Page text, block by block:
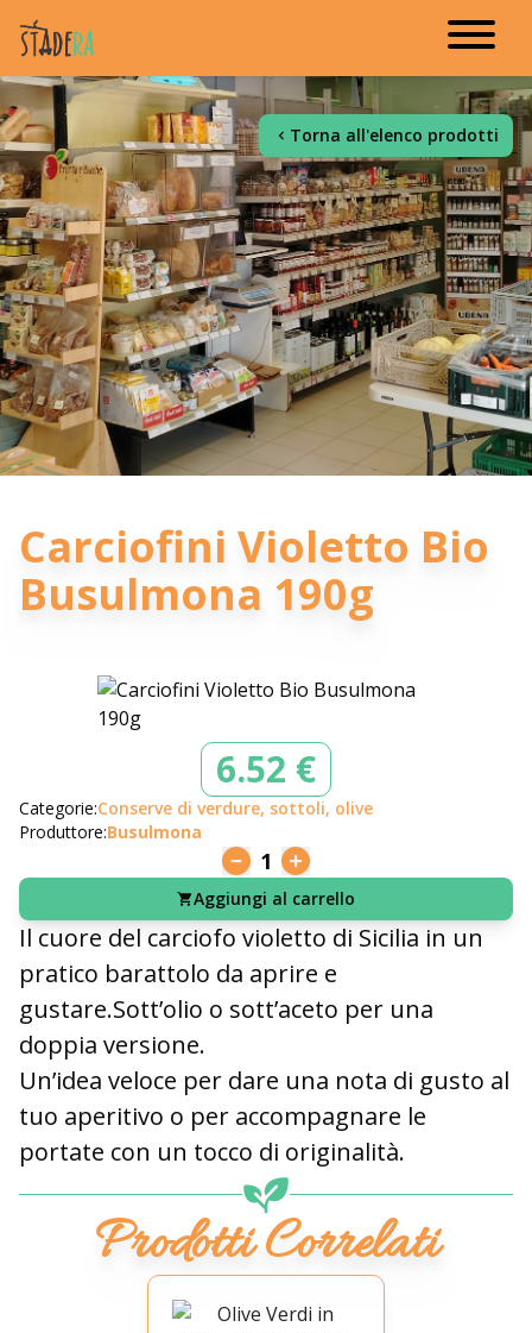
Torna all'elenco prodotti
Carciofini Violetto Bio
Busulmona 190g
6.52 €
Categorie:Conserve di verdure, sottoli, olive
Produttore:Busulmona
1
Aggiungi al carrello
Il cuore del carciofo violetto di Sicilia in un
pratico barattolo da aprire e
gustare.Sott’olio o sott’aceto per una
doppia versione.
Un’idea veloce per dare una nota di gusto al
tuo aperitivo o per accompagnare le
portate con un tocco di originalità.
Prodotti Correlati